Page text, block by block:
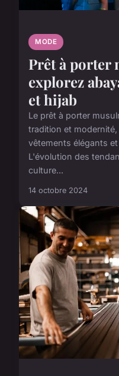
MODE
Prêt à porter
explorez
et hijab
Le prêt à porter
tradition et
vêtements élégants
L'évolution des
culture...
14 octobre 2024